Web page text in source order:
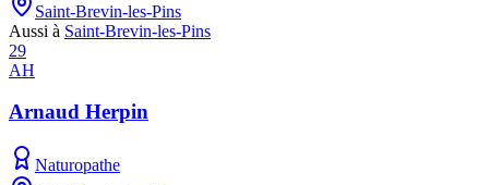
Saint-Brevin-les-Pins
Aussi à Saint-Brevin-les-Pins
29
AH
Arnaud Herpin
Naturopathe